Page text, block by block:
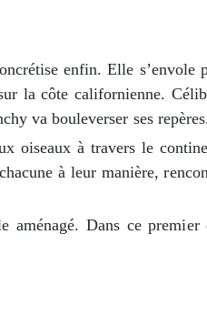
enfin. Elle s’envole
la côte californienne.
va bouleverser ses
oiseaux à travers le
à leur manière,
aménagé. Dans ce premier